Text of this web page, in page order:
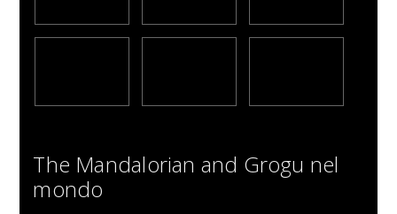
The Mandalorian and Grogu nel
mondo